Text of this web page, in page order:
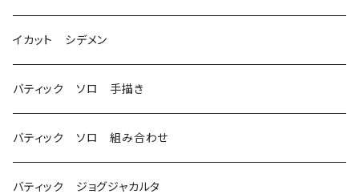
イカット シデメン
バティック ソロ 手描き
バティック ソロ 組み合わせ
バティック ジョグジャカルタ